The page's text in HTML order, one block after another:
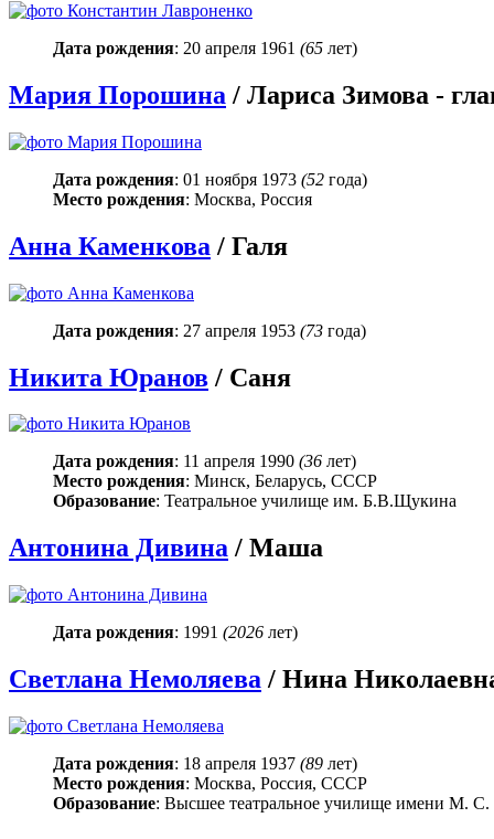
Дата рождения: 20 апреля 1961 (65 лет)
Мария Порошина / Лариса Зимова -
Дата рождения: 01 ноября 1973 (52 года)
Место рождения: Москва, Россия
Анна Каменкова / Галя
Дата рождения: 27 апреля 1953 (73 года)
Никита Юранов / Саня
Дата рождения: 11 апреля 1990 (36 лет)
Место рождения: Минск, Беларусь, СССР
Образование: Театральное училище им. Б.В.Щукина
Антонина Дивина / Маша
Дата рождения: 1991 (2026 лет)
Светлана Немоляева / Нина
Дата рождения: 18 апреля 1937 (89 лет)
Место рождения: Москва, Россия, СССР
Образование: Высшее театральное училище имени М.